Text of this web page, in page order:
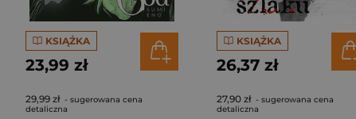
KSIĄŻKA
23,99 zł
29,99 zł - sugerowana cena
detaliczna
KSIĄŻKA
26,37 zł
27,90 zł - sugerowana cena
detaliczna